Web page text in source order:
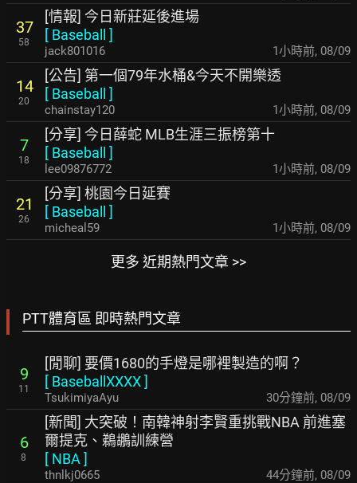
37
58
[情報] 今日新莊延後進場
[ Baseball ]
jack801016 1小時前, 08/09
14
20
[公告] 第一個79年水桶&今天不開樂透
[ Baseball ]
chainstay120 1小時前, 08/09
7
18
[分享] 今日薛蛇 MLB生涯三振榜第十
[ Baseball ]
lee09876772 1小時前, 08/09
21
26
[分享] 桃園今日延賽
[ Baseball ]
micheal59 1小時前, 08/09
更多 近期熱門文章 >>
PTT體育區 即時熱門文章
9
11
[閒聊] 要價1680的手燈是哪裡製造的啊？
[ BaseballXXXX]
TsukimiyaAyu 30分鐘前, 08/09
6
8
[新聞] 大突破！南韓神射李賢重挑戰NBA 前進塞
爾提克、鵜鶘訓練營
[ NBA ]
thnlkj0665 44分鐘前, 08/09